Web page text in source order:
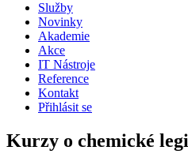
Služby
Novinky
Akademie
Akce
IT Nástroje
Reference
Kontakt
Přihlásit se
Kurzy o chemické